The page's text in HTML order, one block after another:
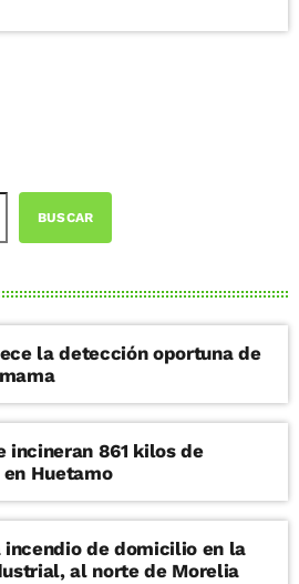
BUSCAR
la detección oportuna de
incineran 861 kilos de
Huetamo
incendio de domicilio en la
al norte de Morelia